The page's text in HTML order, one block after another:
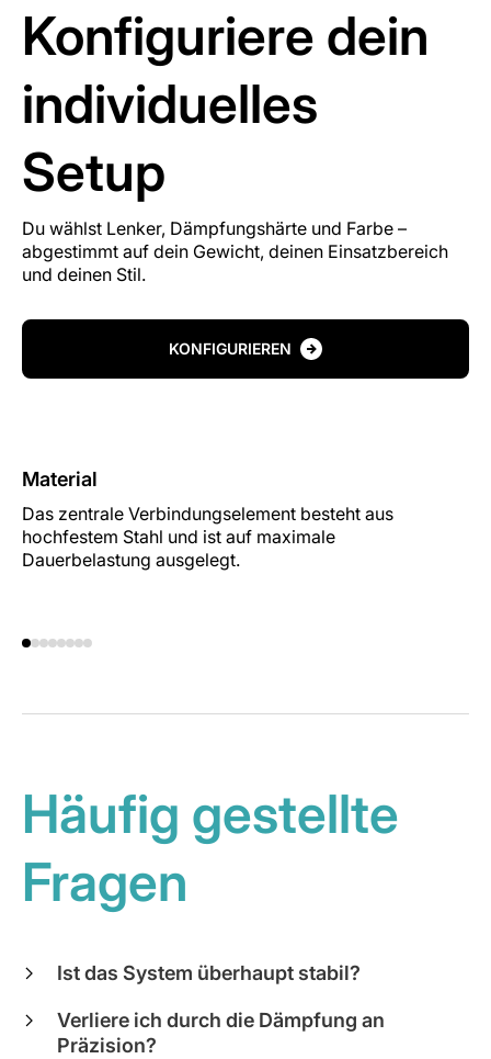
Konfiguriere dein
individuelles
Setup
Du wählst Lenker, Dämpfungshärte und Farbe –
abgestimmt auf dein Gewicht, deinen Einsatzbereich
und deinen Stil.
KONFIGURIEREN
Material
Das zentrale Verbindungselement besteht aus
hochfestem Stahl und ist auf maximale
Dauerbelastung ausgelegt.
Häufig gestellte
Fragen
Ist das System überhaupt stabil?
Verliere ich durch die Dämpfung an
Präzision?